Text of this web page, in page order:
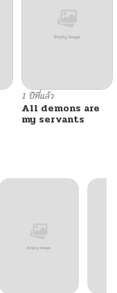
02/15/2026
02/15/2026
1 ปีที่แล้ว
All demons are
my servants